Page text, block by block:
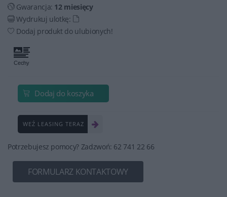
Gwarancja: 12 miesięcy
Wydrukuj ulotkę:
Dodaj produkt do ulubionych!
Dodaj do koszyka
WEŹ LEASING TERAZ
Potrzebujesz pomocy? Zadzwoń: 62 741 22 66
FORMULARZ KONTAKTOWY